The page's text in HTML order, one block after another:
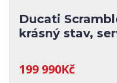
Ducati
krásný stav,
199 990Kč